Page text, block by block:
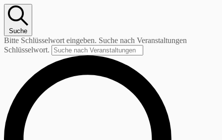
Suche
Bitte Schlüsselwort eingeben. Suche nach Veranstaltungen
Schlüsselwort.